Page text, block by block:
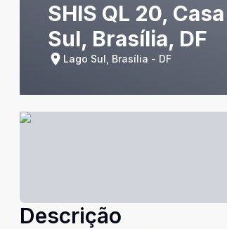
SHIS QL 20,
Sul, Brasília, DF
Lago Sul, Brasília - DF
Descrição